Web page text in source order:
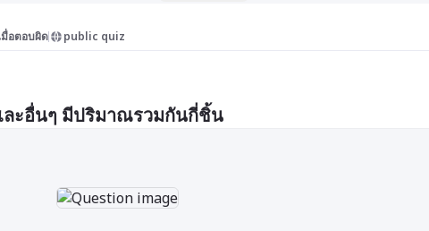
อตอบผิด public quiz
ละอื่นๆ มีปริมาณรวมกันกี่ชิ้น